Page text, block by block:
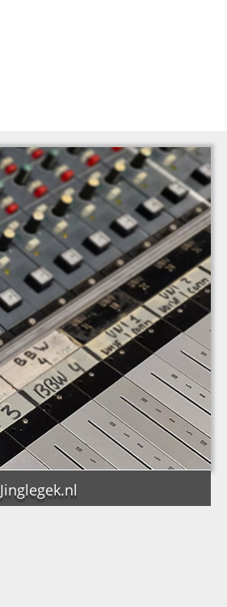
Jinglegek.nl